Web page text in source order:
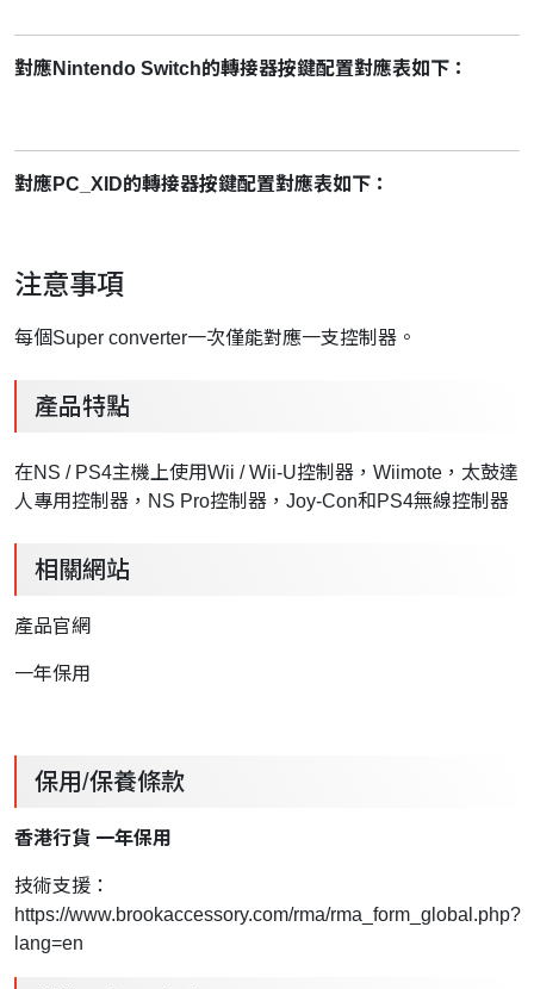
對應Nintendo Switch的轉接器按鍵配置對應表如下：
對應PC_XID的轉接器按鍵配置對應表如下：
注意事項
每個Super converter一次僅能對應一支控制器。
產品特點
在NS / PS4主機上使用Wii / Wii-U控制器，Wiimote，太鼓達
人專用控制器，NS Pro控制器，Joy-Con和PS4無線控制器
相關網站
產品官網
一年保用
保用/保養條款
香港行貨 一年保用
技術支援：
https://www.brookaccessory.com/rma/rma_form_global.php?
lang=en